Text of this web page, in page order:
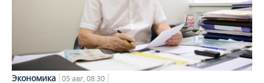
Экономика 05 авг, 08:30